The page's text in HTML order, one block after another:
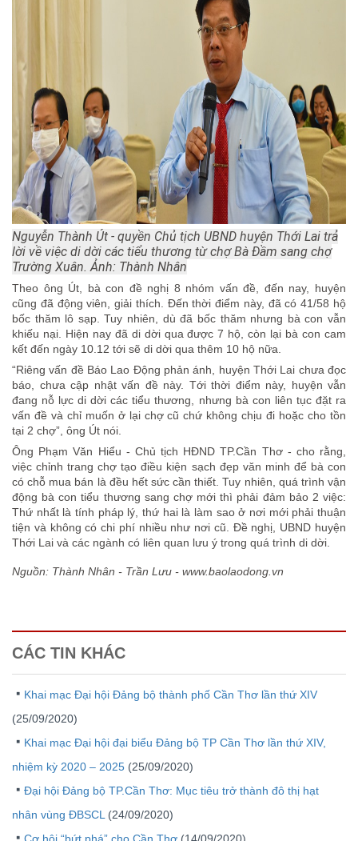
Nguyễn Thành Út - quyền Chủ tịch UBND huyện Thới Lai trả
lời về việc di dời các tiểu thương từ chợ Bà Đầm sang chợ
Trường Xuân. Ảnh: Thành Nhân
Theo ông Út, bà con đề nghị 8 nhóm vấn đề, đến nay, huyện
cũng đã động viên, giải thích. Đến thời điểm này, đã có 41/58 hộ
bốc thăm lô sạp. Tuy nhiên, dù đã bốc thăm nhưng bà con vẫn
khiếu nại. Hiện nay đã di dời qua được 7 hộ, còn lại bà con cam
kết đến ngày 10.12 tới sẽ di dời qua thêm 10 hộ nữa.
“Riêng vấn đề Báo Lao Động phản ánh, huyện Thới Lai chưa đọc
báo, chưa cập nhật vấn đề này. Tới thời điểm này, huyện vẫn
đang nỗ lực di dời các tiểu thương, nhưng bà con liên tục đặt ra
vấn đề và chỉ muốn ở lại chợ cũ chứ không chịu đi hoặc cho tồn
tại 2 chợ”, ông Út nói.
Ông Phạm Văn Hiểu - Chủ tịch HĐND TP.Cần Thơ - cho rằng,
việc chỉnh trang chợ tạo điều kiện sạch đẹp văn minh để bà con
có chỗ mua bán là đều hết sức cần thiết. Tuy nhiên, quá trình vận
động bà con tiểu thương sang chợ mới thì phải đảm bảo 2 việc:
Thứ nhất là tính pháp lý, thứ hai là làm sao ở nơi mới phải thuận
tiện và không có chi phí nhiều như nơi cũ. Đề nghị, UBND huyện
Thới Lai và các ngành có liên quan lưu ý trong quá trình di dời.
Nguồn: Thành Nhân - Trần Lưu - www.baolaodong.vn
CÁC TIN KHÁC
Khai mạc Đại hội Đảng bộ thành phố Cần Thơ lần thứ XIV
(25/09/2020)
Khai mạc Đại hội đại biểu Đảng bộ TP Cần Thơ lần thứ XIV,
nhiệm kỳ 2020 – 2025 (25/09/2020)
Đại hội Đảng bộ TP.Cần Thơ: Mục tiêu trở thành đô thị hạt
nhân vùng ĐBSCL (24/09/2020)